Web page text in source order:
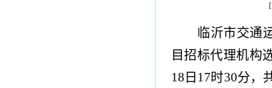
临沂市交通
目招标代理机构
18 日 17时30分，